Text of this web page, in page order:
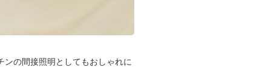
の間接照明としてもおしゃれに